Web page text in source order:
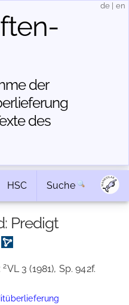
der
des
de en
HSC Suche
Predigt
2VL 3 (1981), Sp. 942f.